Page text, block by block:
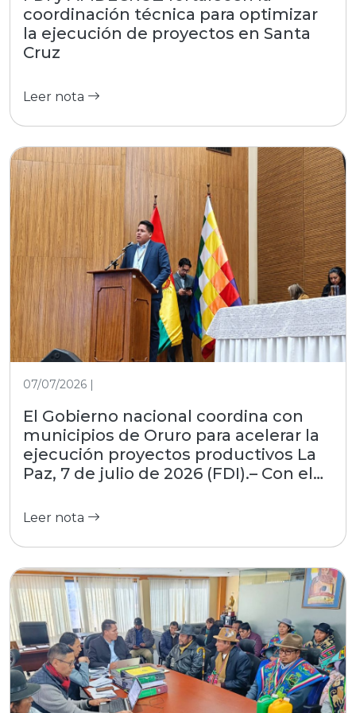
coordinación técnica para optimizar
la ejecución de proyectos en Santa
Cruz
Leer nota
07/07/2026 |
El Gobierno nacional coordina con
municipios de Oruro para acelerar la
ejecución proyectos productivos La
Paz, 7 de julio de 2026 (FDI).– Con el
las regiones, el Fondo de Desarrollo
del Ministerio de Desarrollo
Productivo, Rural y Agua, participó
este martes en el encuentro
interinstitucional convocado por la
Asociación de Municipios del
Departamento de Oruro (AMDEOR).
El evento, desarrollado en la Casa
Grande del Pueblo, reunió a alcaldes
locales y autoridades del nivel central
Leer nota